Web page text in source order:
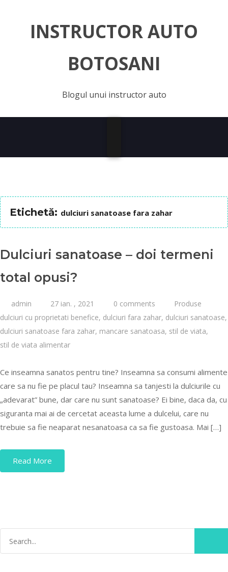
INSTRUCTOR AUTO
BOTOSANI
Blogul unui instructor auto
Etichetă: dulciuri sanatoase fara zahar
Dulciuri sanatoase – doi termeni
total opusi?
admin 27 ian. , 2021 0 comments
Produse
dulciuri cu proprietati benefice, dulciuri fara zahar, dulciuri sanatoase,
dulciuri sanatoase fara zahar, mancare sanatoasa, stil de viata,
stil de viata alimentar
Ce inseamna sanatos pentru tine? Inseamna sa consumi alimente
care sa nu fie pe placul tau? Inseamna sa tanjesti la dulciurile cu
„adevarat” bune, dar care nu sunt sanatoase? Ei bine, daca da, cu
siguranta mai ai de cercetat aceasta lume a dulcelui, care nu
trebuie sa fie neaparat nesanatoasa ca sa fie gustoasa. Mai […]
Read More